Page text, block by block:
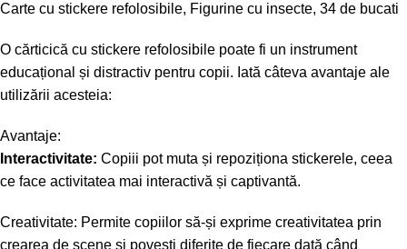
Carte cu stickere refolosibile, Figurine cu insecte, 34 de bucati
O cărticică cu stickere refolosibile poate fi un instrument
educațional și distractiv pentru copii. Iată câteva avantaje ale
utilizării acesteia:
Avantaje:
Interactivitate: Copiii pot muta și repoziționa stickerele, ceea
ce face activitatea mai interactivă și captivantă.
Creativitate: Permite copiilor să-și exprime creativitatea prin
crearea de scene și povești diferite de fiecare dată când